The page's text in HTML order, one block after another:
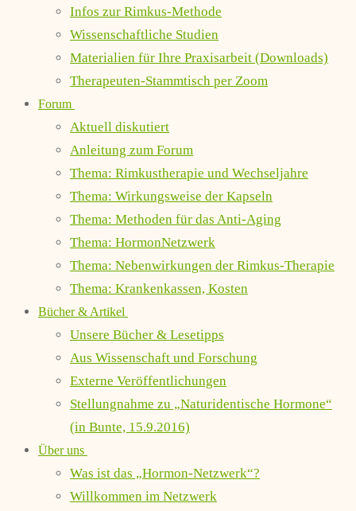
Infos zur Rimkus-Methode
Wissenschaftliche Studien
Materialien für Ihre Praxisarbeit (Downloads)
Therapeuten-Stammtisch per Zoom
Forum
Aktuell diskutiert
Anleitung zum Forum
Thema: Rimkustherapie und Wechseljahre
Thema: Wirkungsweise der Kapseln
Thema: Methoden für das Anti-Aging
Thema: HormonNetzwerk
Thema: Nebenwirkungen der Rimkus-Therapie
Thema: Krankenkassen, Kosten
Bücher & Artikel
Unsere Bücher & Lesetipps
Aus Wissenschaft und Forschung
Externe Veröffentlichungen
Stellungnahme zu „Naturidentische Hormone“
(in Bunte, 15.9.2016)
Über uns
Was ist das „Hormon-Netzwerk“?
Willkommen im Netzwerk